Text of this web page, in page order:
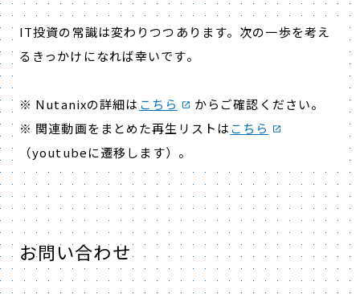
IT投資の常識は変わりつつあります。次の一歩を考え
るきっかけになれば幸いです。
※ Nutanixの詳細は こちら
からご確認ください。
※ 関連動画をまとめた再生リストはこちら
（youtubeに遷移します）。
お問い合わせ